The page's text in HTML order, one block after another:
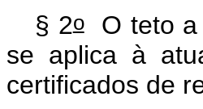
§ 2oO teto a
se aplica à
certificados de